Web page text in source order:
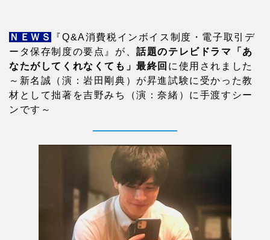
ＮＥＷＳ
『Q&A消費税インボイス制度・電子取引デ
ータ保存制度の要点』が、話題のテレビドラマ「あ
なたがしてくれなくても」最終回 に使用されました
～新名誠（演：岩田剛典）が昇進試験に受かった教
材として拙著を吉野みち（演：奈緒）に手渡すシー
ンです～